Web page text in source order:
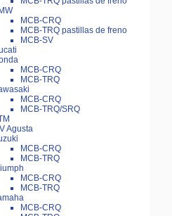
MCB-CRQ
MCB-TRQ pastillas de freno
MCB-SV
MCB-CRQ
MCB-TRQ
MCB-CRQ
MCB-TRQ/SRQ
Agusta
MCB-CRQ
MCB-TRQ
MCB-CRQ
MCB-TRQ
MCB-CRQ